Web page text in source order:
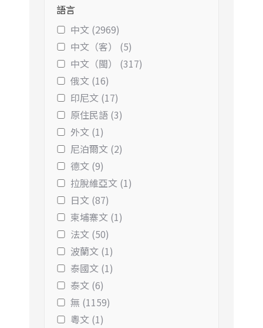
語言
中文 (2969)
中文（客） (5)
中文（閩） (317)
俄文 (16)
印尼文 (17)
原住民語 (3)
外文 (1)
尼泊爾文 (2)
德文 (9)
拉脫維亞文 (1)
日文 (87)
柬埔寨文 (1)
法文 (50)
波蘭文 (1)
泰國文 (1)
泰文 (6)
無 (1159)
粵文 (1)